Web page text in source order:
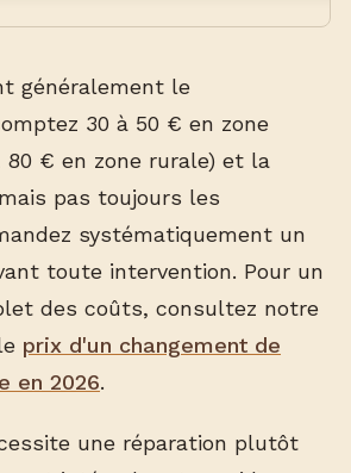
généralement le
30 à 50 € en zone
80 € en zone rurale) et la
pas toujours les
systématiquement un
toute intervention. Pour un
des coûts, consultez notre
prix d'un changement de
en 2026.
une réparation plutôt